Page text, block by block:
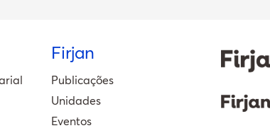
Firjan
Publicações
Unidades
Eventos